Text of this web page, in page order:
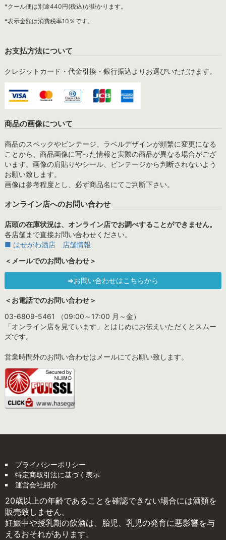
*クール便は別途440円(税込)が掛かります。
*表示金額は消費税率10％です。
お支払方法について
クレジットカード・代金引換・銀行振込よりお選びいただけます。
商品の画像について
商品のスペックやビンテージ、ラベルデザインが頻繁に変更になる
ことから、商品画像に写った情報と実際の商品が異なる場合がござ
います。画像の肩貼りやシール、ビンテージから判断されないよう
お願い致します。
画像は参考程度とし、必ず商品名にてご判断下さい。
オンライン店へのお問い合わせ
店頭の在庫状況は、オンライン店でお調べすることができません。
各店舗まで直接お問い合わせください。
■ はせがわ酒店 店舗情報
＜メールでのお問い合わせ＞
⇒お問い合わせはこちらから
＜お電話でのお問い合わせ＞
03-6809-5461 （09:00～17:00 月～金）
「オンライン店を見ています」とはじめにお伝えいただくとスムー
ズです。
営業時間外のお問い合わせはメールにてお願い致します。
プライバシーポリシー
特定商取引法に基づく表示
運営会社紹介
20歳以上の年齢であることを確認できない場合には酒類を
販売致しません。
妊娠中や授乳期の飲酒は、胎児、乳児の発育に悪影響を与
えるおそれがあります。